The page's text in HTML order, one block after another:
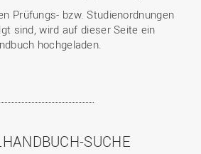
Prüfungs- bzw. Studienordnungen
sind, wird auf dieser Seite ein
hochgeladen.
SUCHE